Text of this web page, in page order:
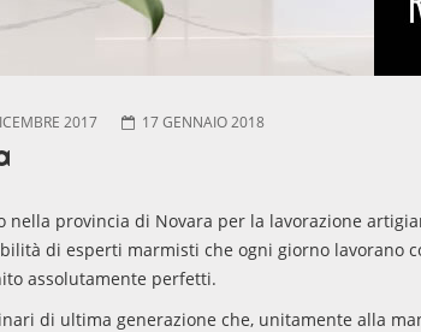
2017 17 GENNAIO 2018
provincia di Novara per la lavorazione
di esperti marmisti che ogni giorno lavorano
assolutamente perfetti.
di ultima generazione che, unitamente alla